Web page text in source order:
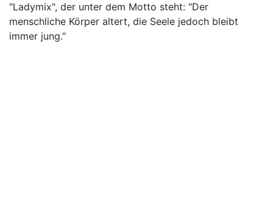
"Ladymix", der unter dem Motto steht: "Der
menschliche Körper altert, die Seele jedoch bleibt
immer jung."